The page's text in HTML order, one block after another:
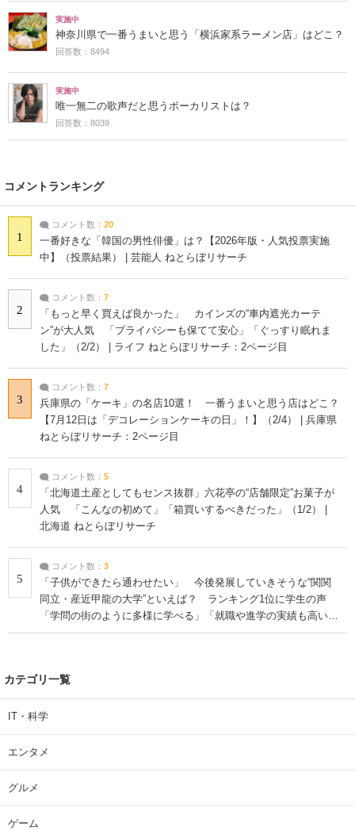
実施中
神奈川県で一番うまいと思う「横浜家系ラーメン店」はどこ？
回答数：8494
実施中
唯一無二の歌声だと思うボーカリストは？
回答数：8039
コメントランキング
1
コメント数： 20
一番好きな「韓国の男性俳優」は？【2026年版・人気投票実施
中】（投票結果） | 芸能人 ねとらぼリサーチ
2
コメント数： 7
「もっと早く買えば良かった」 カインズの“車内遮光カーテ
ン”が大人気 「プライバシーも保てて安心」「ぐっすり眠れま
した」（2/2） | ライフ ねとらぼリサーチ：2ページ目
3
コメント数： 7
兵庫県の「ケーキ」の名店10選！ 一番うまいと思う店はどこ？
【7月12日は「デコレーションケーキの日」！】（2/4） | 兵庫県
ねとらぼリサーチ：2ページ目
4
コメント数： 5
「北海道土産としてもセンス抜群」六花亭の“店舗限定”お菓子が
人気 「こんなの初めて」「箱買いするべきだった」（1/2） |
北海道 ねとらぼリサーチ
5
コメント数： 3
「子供ができたら通わせたい」 今後発展していきそうな“関関
同立・産近甲龍の大学”といえば？ ランキング1位に学生の声
「学問の街のように多様に学べる」「就職や進学の実績も高い」
| 大学 ねとらぼリサーチ
カテゴリ一覧
IT・科学
エンタメ
グルメ
ゲーム